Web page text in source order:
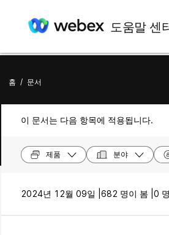
도움말 센
홈 / 문서
이 문서는 다음 항목에 적용됩니다.
제품 분야
2024년 12월 09일 | 682 명이 봄 | 0